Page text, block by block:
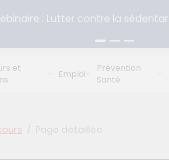
: Lutter contre la
et
Emploi
Prévention
Santé